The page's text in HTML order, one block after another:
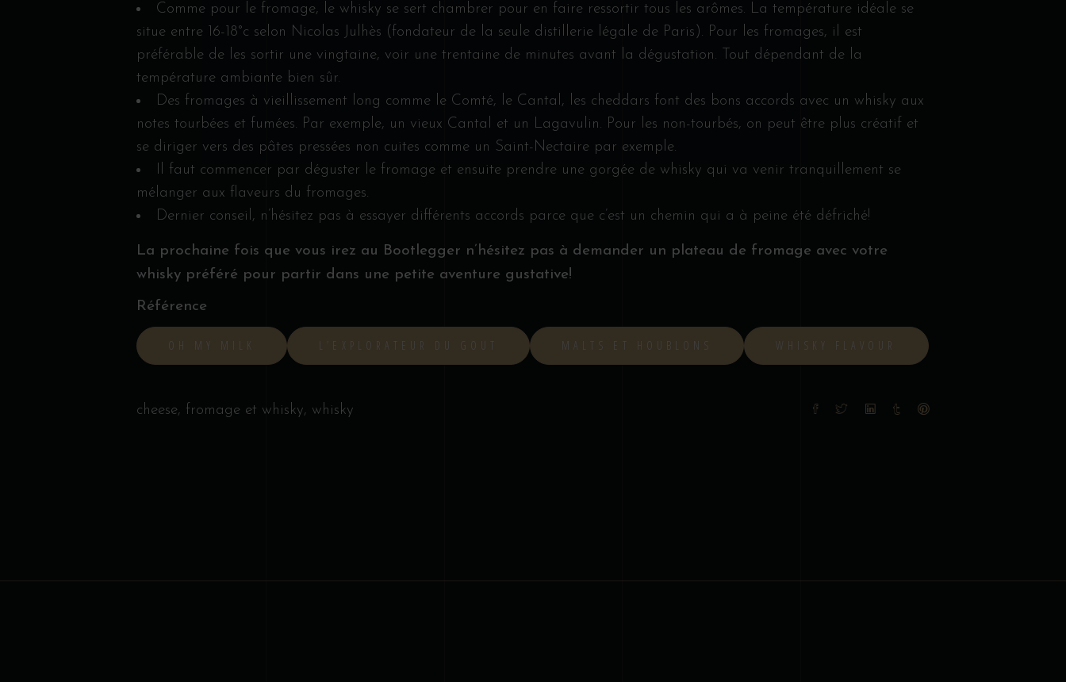
Comme pour le fromage, le whisky se sert chambrer pour en faire ressortir tous les arômes. La température idéale se
situe entre 16-18°c selon Nicolas Julhès (fondateur de la seule distillerie légale de Paris). Pour les fromages, il est
préférable de les sortir une vingtaine, voir une trentaine de minutes avant la dégustation. Tout dépendant de la
température ambiante bien sûr.
Des fromages à vieillissement long comme le Comté, le Cantal, les cheddars font des bons accords avec un whisky aux
notes tourbées et fumées. Par exemple, un vieux Cantal et un Lagavulin. Pour les non-tourbés, on peut être plus créatif et
se diriger vers des pâtes pressées non cuites comme un Saint-Nectaire par exemple.
Il faut commencer par déguster le fromage et ensuite prendre une gorgée de whisky qui va venir tranquillement se
mélanger aux flaveurs du fromages.
Dernier conseil, n’hésitez pas à essayer différents accords parce que c’est un chemin qui a à peine été défriché!
La prochaine fois que vous irez au Bootlegger n’hésitez pas à demander un plateau de fromage avec votre
whisky préféré pour partir dans une petite aventure gustative!
Référence
OH MY MILK L’EXPLORATEUR DU GOUT MALTS ET HOUBLONS WHISKY FLAVOUR
cheese, fromage et whisky, whisky